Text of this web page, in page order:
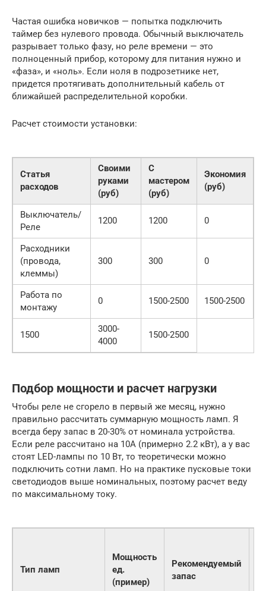
Частая ошибка новичков — попытка подключить
таймер без нулевого провода. Обычный выключатель
разрывает только фазу, но реле времени — это
полноценный прибор, которому для питания нужно и
«фаза», и «ноль». Если ноля в подрозетнике нет,
придется протягивать дополнительный кабель от
ближайшей распределительной коробки.
Расчет стоимости установки:
Статья
расходов
Своими
руками
(руб)
С
мастером
(руб)
Экономия
(руб)
Выключатель/
Реле
1200 1200 0
Расходники
(провода,
клеммы)
300 300 0
Работа по
монтажу
0 1500-2500 1500-2500
1500
3000-
4000
1500-2500
Подбор мощности и расчет нагрузки
Чтобы реле не сгорело в первый же месяц, нужно
правильно рассчитать суммарную мощность ламп. Я
всегда беру запас в 20-30% от номинала устройства.
Если реле рассчитано на 10А (примерно 2.2 кВт), а у вас
стоят LED-лампы по 10 Вт, то теоретически можно
подключить сотни ламп. Но на практике пусковые токи
светодиодов выше номинальных, поэтому расчет веду
по максимальному току.
Тип ламп
Мощность
ед.
(пример)
Рекомендуемый
запас